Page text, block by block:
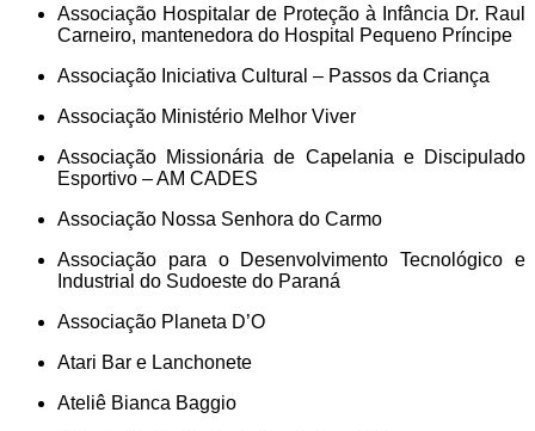
Associação Hospitalar de Proteção à Infância Dr. Raul
Carneiro, mantenedora do Hospital Pequeno Príncipe
Associação Iniciativa Cultural – Passos da Criança
Associação Ministério Melhor Viver
Associação Missionária de Capelania e Discipulado
Esportivo – AM CADES
Associação Nossa Senhora do Carmo
Associação para o Desenvolvimento Tecnológico e
Industrial do Sudoeste do Paraná
Associação Planeta D’O
Atari Bar e Lanchonete
Ateliê Bianca Baggio